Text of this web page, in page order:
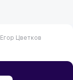
Егор Цветков